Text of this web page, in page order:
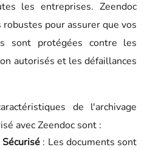
les entreprises. Zeendoc
pour assurer que vos
sont protégées contre les
autorisés et les défaillances
de l'archivage
avec Zeendoc sont :
: Les documents sont